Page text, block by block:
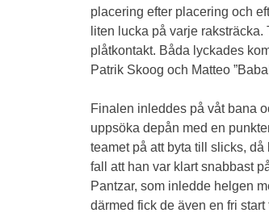
placering efter placering och
liten lucka på varje
plåtkontakt. Båda lyckades
Patrik Skoog och Matteo
Finalen inleddes på våt bana
uppsöka depån med en
teamet på att byta till slicks,
fall att han var klart snabbast
Pantzar, som inledde helgen
därmed fick de även en fri